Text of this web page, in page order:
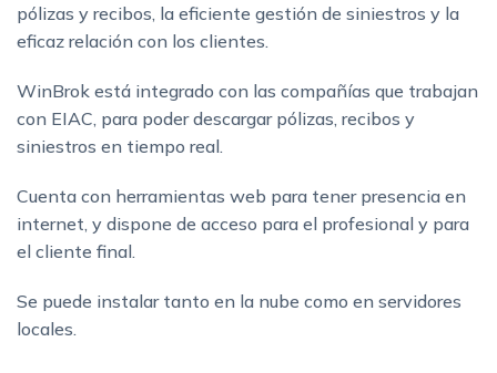
pólizas y recibos, la eficiente gestión de siniestros y la
eficaz relación con los clientes.
WinBrok está integrado con las compañías que trabajan
con EIAC, para poder descargar pólizas, recibos y
siniestros en tiempo real.
Cuenta con herramientas web para tener presencia en
internet, y dispone de acceso para el profesional y para
el cliente final.
Se puede instalar tanto en la nube como en servidores
locales.